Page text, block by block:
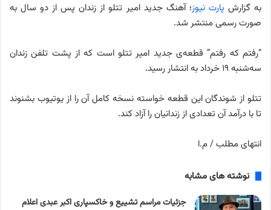
به گزارش پارت نیوز؛ آهنگ جدید امیر تتلو از زندان پس از دو سال به
صورت رسمی منتشر شد.
“رفتم که رفتم” قطعه‌ی جدید امیر تتلو است که از پشت تلفن زندان
سه‌شنبه ۱۹ خرداد به انتشار رسید.
تتلو از شوندگان این قطعه خواسته نسخه کامل آن را از یوتیوب بشنوند
تا با درآمد آن تعدادی از زندانیان را آزاد کند.
انتهای مطلب / م.ا
نوشته های مشابه
جزئیات مراسم تشییع و خاکسپاری اکبر عبدی اعلام